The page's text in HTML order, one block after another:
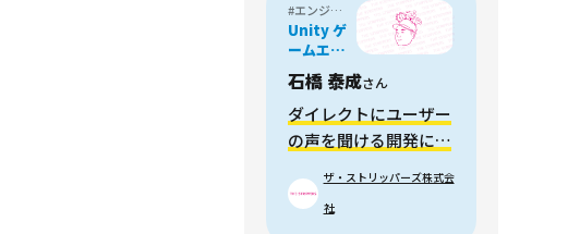
#エンジニア・プログラマー
Unity ゲ
ームエン
ジニア
石橋 泰成さん
ダイレクトにユーザー
の声を聞ける開発にや
ザ・ストリッパーズ株式会
社